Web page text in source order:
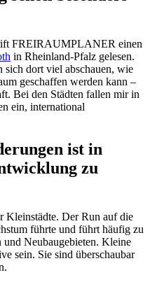
FREIRAUMPLANER einen
in Rheinland-Pfalz gelesen.
sich dort viel abschauen, wie
geschaffen werden kann –
Bei den Städten fallen mir in
ein, international
ist in
zu
Kleinstädte. Der Run auf die
führte und führt häufig zu
und Neubaugebieten. Kleine
sein. Sie sind überschaubar